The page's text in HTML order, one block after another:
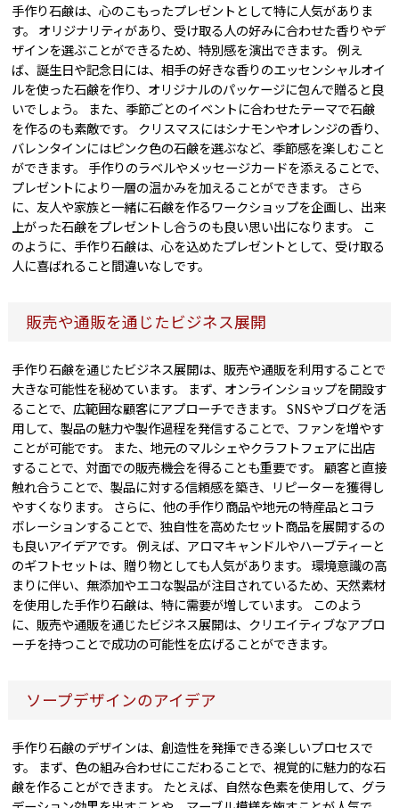
手作り石鹸は、心のこもったプレゼントとして特に人気がありま
す。 オリジナリティがあり、受け取る人の好みに合わせた香りやデ
ザインを選ぶことができるため、特別感を演出できます。 例え
ば、誕生日や記念日には、相手の好きな香りのエッセンシャルオイ
ルを使った石鹸を作り、オリジナルのパッケージに包んで贈ると良
いでしょう。 また、季節ごとのイベントに合わせたテーマで石鹸
を作るのも素敵です。 クリスマスにはシナモンやオレンジの香り、
バレンタインにはピンク色の石鹸を選ぶなど、季節感を楽しむこと
ができます。 手作りのラベルやメッセージカードを添えることで、
プレゼントにより一層の温かみを加えることができます。 さら
に、友人や家族と一緒に石鹸を作るワークショップを企画し、出来
上がった石鹸をプレゼントし合うのも良い思い出になります。 こ
のように、手作り石鹸は、心を込めたプレゼントとして、受け取る
人に喜ばれること間違いなしです。
販売や通販を通じたビジネス展開
手作り石鹸を通じたビジネス展開は、販売や通販を利用することで
大きな可能性を秘めています。 まず、オンラインショップを開設す
ることで、広範囲な顧客にアプローチできます。 SNSやブログを活
用して、製品の魅力や製作過程を発信することで、ファンを増やす
ことが可能です。 また、地元のマルシェやクラフトフェアに出店
することで、対面での販売機会を得ることも重要です。 顧客と直接
触れ合うことで、製品に対する信頼感を築き、リピーターを獲得し
やすくなります。 さらに、他の手作り商品や地元の特産品とコラ
ボレーションすることで、独自性を高めたセット商品を展開するの
も良いアイデアです。 例えば、アロマキャンドルやハーブティーと
のギフトセットは、贈り物としても人気があります。 環境意識の高
まりに伴い、無添加やエコな製品が注目されているため、天然素材
を使用した手作り石鹸は、特に需要が増しています。 このよう
に、販売や通販を通じたビジネス展開は、クリエイティブなアプロ
ーチを持つことで成功の可能性を広げることができます。
ソープデザインのアイデア
手作り石鹸のデザインは、創造性を発揮できる楽しいプロセスで
す。 まず、色の組み合わせにこだわることで、視覚的に魅力的な石
鹸を作ることができます。 たとえば、自然な色素を使用して、グラ